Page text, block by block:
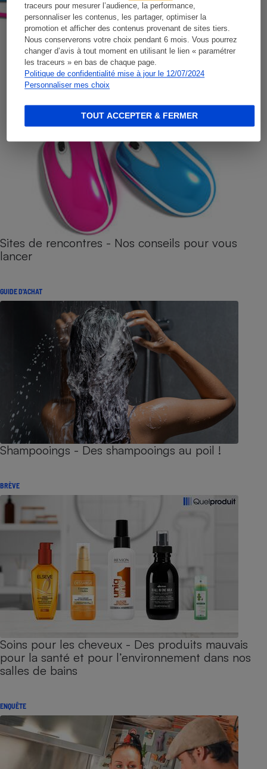
traceurs pour mesurer l’audience, la performance,
personnaliser les contenus, les partager, optimiser la
promotion et afficher des contenus provenant de sites tiers.
Nous conserverons votre choix pendant 6 mois. Vous pourrez
changer d’avis à tout moment en utilisant le lien « paramétrer
les traceurs » en bas de chaque page.
Politique de confidentialité mise à jour le 12/07/2024
Personnaliser mes choix
TOUT ACCEPTER & FERMER
Sites de rencontres - Nos conseils pour vous
lancer
GUIDE D'ACHAT
Shampooings - Des shampooings au poil !
BRÈVE
Soins pour les cheveux - Des produits mauvais
pour la santé et pour l’environnement dans nos
salles de bains
ENQUÊTE